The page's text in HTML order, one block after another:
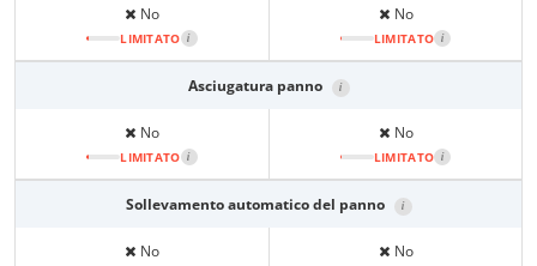
No
LIMITATO i
No
LIMITATO i
Asciugatura panno i
No
LIMITATO i
No
LIMITATO i
Sollevamento automatico del panno i
No No